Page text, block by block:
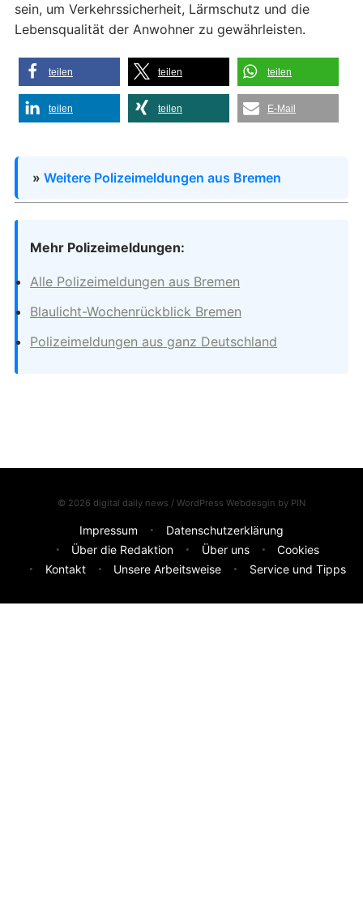
sein, um Verkehrssicherheit, Lärmschutz und die
Lebensqualität der Anwohner zu gewährleisten.
teilen teilen teilen
teilen teilen E-Mail
» Weitere Polizeimeldungen aus Bremen
Mehr Polizeimeldungen:
Alle Polizeimeldungen aus Bremen
Blaulicht-Wochenrückblick Bremen
Polizeimeldungen aus ganz Deutschland
© 2026 digital daily news / WordPress Webdesgin by PIN
Impressum
Datenschutzerklärung
Über die Redaktion
Über uns
Cookies
Kontakt
Unsere Arbeitsweise Service und Tipps